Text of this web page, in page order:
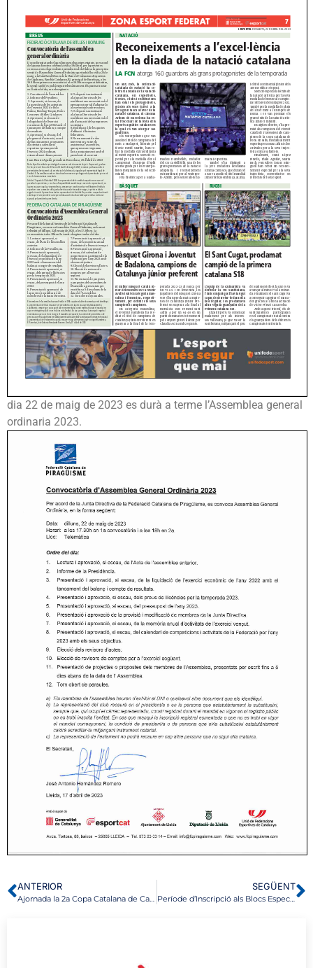
dia 22 de maig de 2023 es durà a terme l’Assemblea general
ordinaria 2023.
ANTERIOR SEGÜENT
Període d’Inscripció als Blocs Específics del Cicle Inicial de Piragüisme